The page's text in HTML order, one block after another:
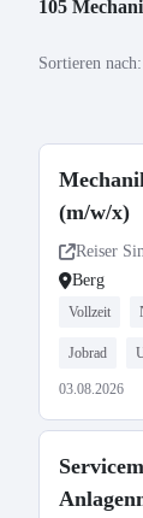
105
Sortieren nach:
(m/w/x)
Reiser
Berg
Vollzeit
Jobrad
03.08.2026